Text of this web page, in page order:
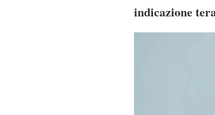
indicazione